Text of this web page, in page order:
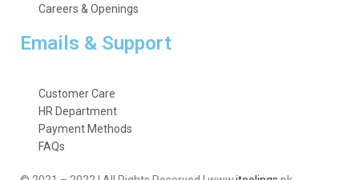
Careers & Openings
Emails & Support
Customer Care
HR Department
Payment Methods
FAQs